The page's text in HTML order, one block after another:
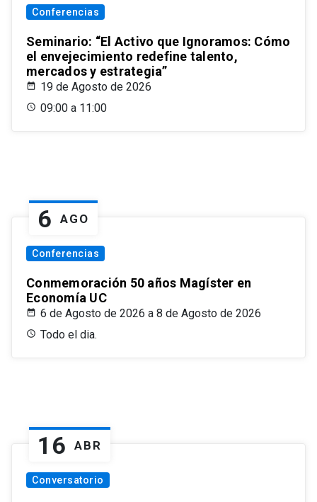
Conferencias
Seminario: “El Activo que Ignoramos: Cómo
el envejecimiento redefine talento,
mercados y estrategia”
19 de Agosto de 2026
09:00 a 11:00
6 AGO
Conferencias
Conmemoración 50 años Magíster en
Economía UC
6 de Agosto de 2026 a 8 de Agosto de 2026
Todo el dia.
16 ABR
Conversatorio